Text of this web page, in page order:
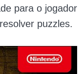
para o jogador
puzzles.